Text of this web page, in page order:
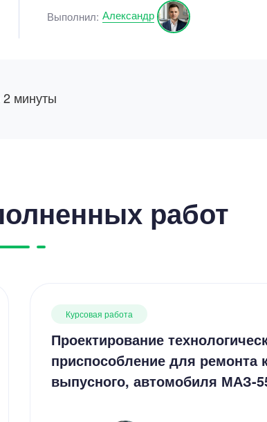
Выполнил: Александр
2 минуты
работ
Курсовая работа
Проектирование
приспособление для ремонта
выпусного, автомобиля МАЗ-